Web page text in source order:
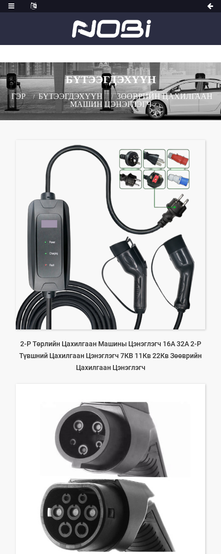
БҮТЭЭГДЭХҮҮН
ГЭР БҮТЭЭГДЭХҮҮН
ЗӨӨВРИЙН ЦАХИЛГААН
МАШИН ЦЭНЭГЛЭГЧ
2-Р Төрлийн Цахилгаан Машины Цэнэглэгч 16А 32А 2-Р
Түвшний Цахилгаан Цэнэглэгч 7КВ 11Кв 22Кв Зөөврийн
Цахилгаан Цэнэглэгч